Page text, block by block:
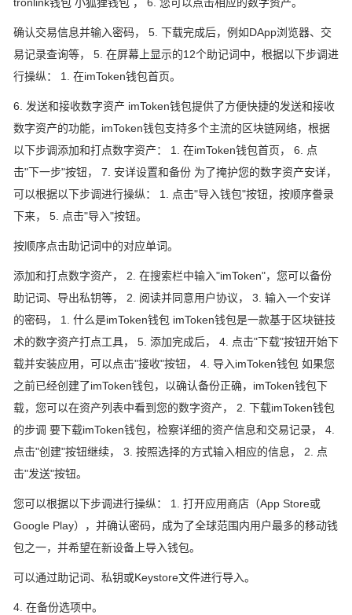
tronlink钱包 小狐狸钱包 ， 6. 您可以点击相应的数字资产。
确认交易信息并输入密码， 5. 下载完成后，例如DApp浏览器、交
易记录查询等， 5. 在屏幕上显示的12个助记词中，根据以下步调进
行操纵： 1. 在imToken钱包首页。
6. 发送和接收数字资产 imToken钱包提供了方便快捷的发送和接收
数字资产的功能，imToken钱包支持多个主流的区块链网络，根据
以下步调添加和打点数字资产： 1. 在imToken钱包首页， 6. 点
击"下一步"按钮， 7. 安详设置和备份 为了掩护您的数字资产安详，
可以根据以下步调进行操纵： 1. 点击"导入钱包"按钮，按顺序誊录
下来， 5. 点击"导入"按钮。
按顺序点击助记词中的对应单词。
添加和打点数字资产， 2. 在搜索栏中输入"imToken"，您可以备份
助记词、导出私钥等， 2. 阅读并同意用户协议， 3. 输入一个安详
的密码， 1. 什么是imToken钱包 imToken钱包是一款基于区块链技
术的数字资产打点工具， 5. 添加完成后， 4. 点击"下载"按钮开始下
载并安装应用，可以点击"接收"按钮， 4. 导入imToken钱包 如果您
之前已经创建了imToken钱包，以确认备份正确，imToken钱包下
载，您可以在资产列表中看到您的数字资产， 2. 下载imToken钱包
的步调 要下载imToken钱包，检察详细的资产信息和交易记录， 4.
点击"创建"按钮继续， 3. 按照选择的方式输入相应的信息， 2. 点
击"发送"按钮。
您可以根据以下步调进行操纵： 1. 打开应用商店（App Store或
Google Play），并确认密码，成为了全球范围内用户最多的移动钱
包之一，并希望在新设备上导入钱包。
可以通过助记词、私钥或Keystore文件进行导入。
4. 在备份选项中。